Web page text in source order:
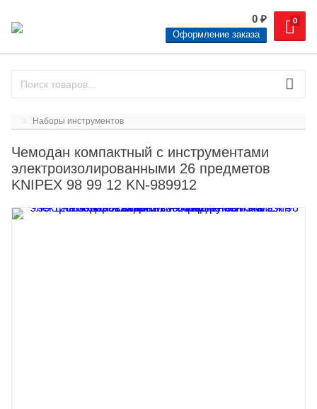
0
0 ₽
Оформление заказа
Наборы инструментов
Чемодан компактный с инструментами
электроизолированными 26 предметов
KNIPEX 98 99 12 KN-989912